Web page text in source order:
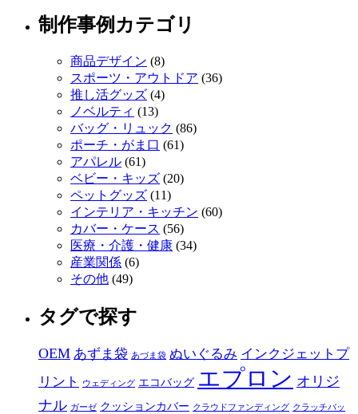
制作事例カテゴリ
商品デザイン (8)
スポーツ・アウトドア (36)
推し活グッズ (4)
ノベルティ (13)
バッグ・リュック (86)
ポーチ・がま口 (61)
アパレル (61)
ベビー・キッズ (20)
ペットグッズ (11)
インテリア・キッチン (60)
カバー・ケース (56)
医療・介護・健康 (34)
産業関係 (6)
その他 (49)
タグで探す
OEM あずま袋 あづま袋 ぬいぐるみ インクジェットプ
リント
ウェディング エコバッグ エプロン オリジ
ナル ガーゼ クッションカバー クラウドファンディング クラッチバッ